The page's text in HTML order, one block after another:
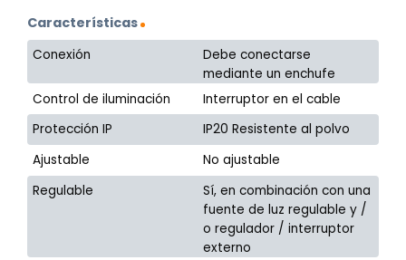
Características
Conexión
Debe conectarse
mediante un enchufe
Control de iluminación
Interruptor en el cable
Protección IP
IP20 Resistente al polvo
Ajustable
No ajustable
Regulable
Sí, en combinación con una
fuente de luz regulable y /
o regulador / interruptor
externo